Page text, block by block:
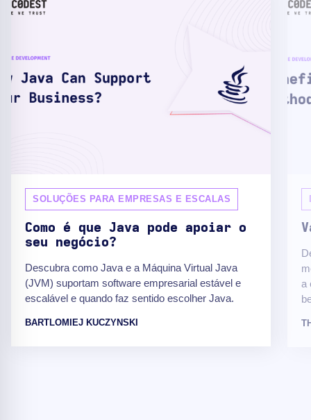
SOLUÇÕES PARA EMPRESAS E ESCALAS
Como é que Java pode apoiar o
seu negócio?
Descubra como Java e a Máquina Virtual Java
(JVM) suportam software empresarial estável e
escalável e quando faz sentido escolher Java.
BARTLOMIEJ KUCZYNSKI
a